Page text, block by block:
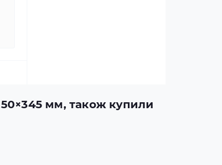
мм, також купили